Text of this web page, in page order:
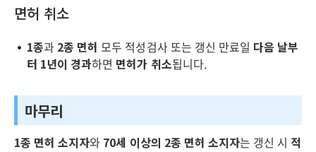
면허 취소
1종과 2종 면허 모두 적성검사 또는 갱신 만료일 다음 날부
터 1년이 경과하면 면허가 취소됩니다.
마무리
1종 면허 소지자와 70세 이상의 2종 면허 소지자는 갱신 시 적